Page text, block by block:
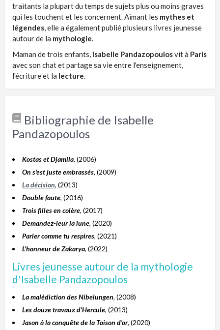
traitants la plupart du temps de sujets plus ou moins graves
qui les touchent et les concernent. Aimant les mythes et
légendes , elle a également publié plusieurs livres jeunesse
autour de la mythologie
Maman de trois enfants, Isabelle Pandazopoulosvit à Paris
avec son chat et partage sa vie entre l'enseignement,
l'écriture et la lecture
Bibliographie de Isabelle
Pandazopoulos
Kostas et Djamila, (2006)
On s'est juste embrassés, (2009)
La décision, (2013)
Double faute, (2016)
Trois filles en colère, (2017)
Demandez-leur la lune, (2020)
Parler comme tu respires, (2021)
L'honneur de Zakarya, (2022)
Livres jeunesse autour de la mythologie
d'Isabelle Pandazopoulos
La malédiction des Nibelungen, (2008)
Les douze travaux d'Hercule, (2013)
Jason à la conquête de la Toison d'or, (2020)